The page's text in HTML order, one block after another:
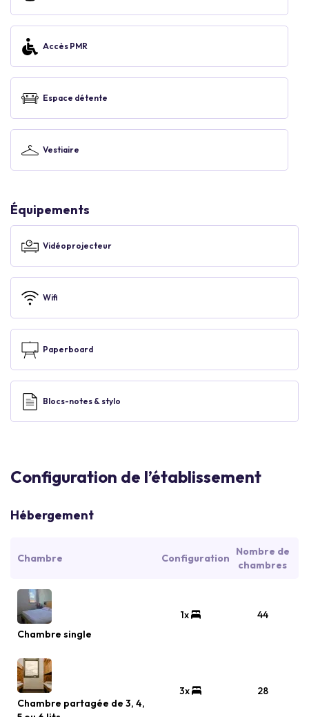
Accès PMR
Espace détente
Vestiaire
Équipements
Vidéoprojecteur
Wifi
Paperboard
Blocs-notes & stylo
Configuration de l’établissement
Hébergement
Chambre Configuration
Nombre de
chambres
Chambre single
1x 44
Chambre partagée de 3, 4,
3x 28